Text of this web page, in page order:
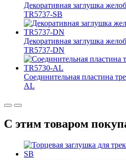
Декоративная заглушка
TR5737-SB
Декоративная заглушка
TR5737-DN
Соединительная пластина
AL
С этим товаром